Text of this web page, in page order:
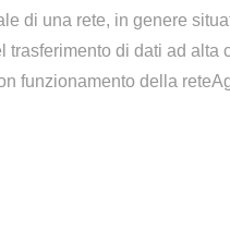
di una rete, in genere
di dati ad alta
funzionamento della